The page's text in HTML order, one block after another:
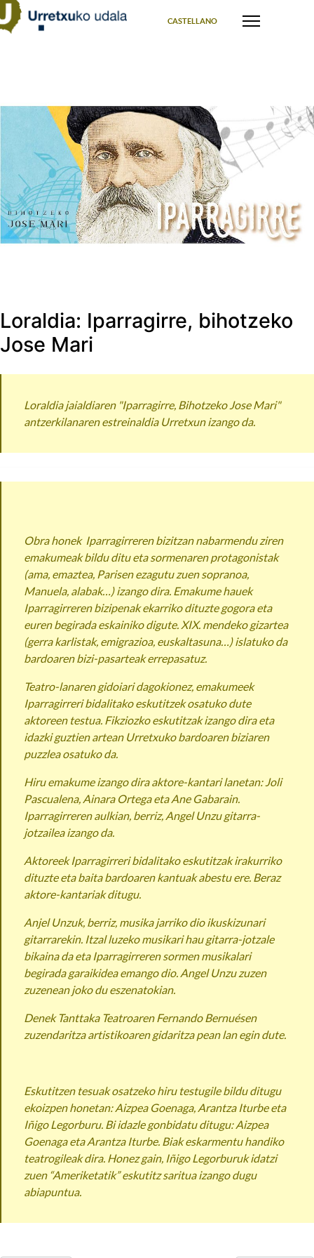
CASTELLANO
Loraldia: Iparragirre, bihotzeko
Jose Mari
Loraldia jaialdiaren "Iparragirre, Bihotzeko Jose Mari"
antzerkilanaren estreinaldia Urretxun izango da.
Obra honek Iparragirreren bizitzan nabarmendu ziren
emakumeak bildu ditu eta sormenaren protagonistak
(ama, emaztea, Parisen ezagutu zuen sopranoa,
Manuela, alabak…) izango dira. Emakume hauek
Iparragirreren bizipenak ekarriko dituzte gogora eta
euren begirada eskainiko digute. XIX. mendeko gizartea
(gerra karlistak, emigrazioa, euskaltasuna…) islatuko da
bardoaren bizi-pasarteak errepasatuz.
Teatro-lanaren gidoiari dagokionez, emakumeek
Iparragirreri bidalitako eskutitzek osatuko dute
aktoreen testua. Fikziozko eskutitzak izango dira eta
idazki guztien artean Urretxuko bardoaren biziaren
puzzlea osatuko da.
Hiru emakume izango dira aktore-kantari lanetan: Joli
Pascualena, Ainara Ortega eta Ane Gabarain.
Iparragirreren aulkian, berriz, Angel Unzu gitarra-
jotzailea izango da.
Aktoreek Iparragirreri bidalitako eskutitzak irakurriko
dituzte eta baita bardoaren kantuak abestu ere. Beraz
aktore-kantariak ditugu.
Anjel Unzuk, berriz, musika jarriko dio ikuskizunari
gitarrarekin. Itzal luzeko musikari hau gitarra-jotzale
bikaina da eta Iparragirreren sormen musikalari
begirada garaikidea emango dio. Angel Unzu zuzen
zuzenean joko du eszenatokian.
Denek Tanttaka Teatroaren Fernando Bernuésen
zuzendaritza artistikoaren gidaritza pean lan egin dute.
Eskutitzen tesuak osatzeko hiru testugile bildu ditugu
ekoizpen honetan: Aizpea Goenaga, Arantza Iturbe eta
Iñigo Legorburu. Bi idazle gonbidatu ditugu: Aizpea
Goenaga eta Arantza Iturbe. Biak eskarmentu handiko
teatrogileak dira. Honez gain, Iñigo Legorburuk idatzi
zuen “Ameriketatik” eskutitz saritua izango dugu
abiapuntua.